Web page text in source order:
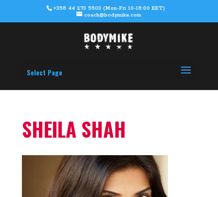
+358 44 273 5503 (Mon-Fri 10-18:00 EET)
coach@bodymike.com
Select Page
SHEILA SHAH